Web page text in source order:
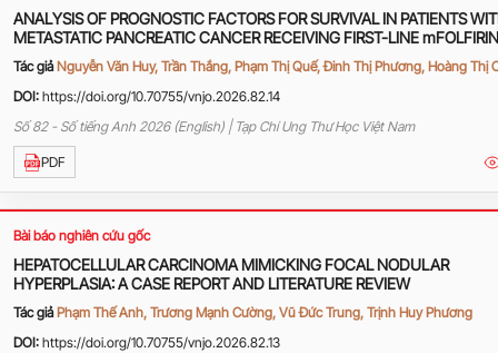
ANALYSIS OF PROGNOSTIC FACTORS FOR SURVIVAL IN PATIENTS
METASTATIC PANCREATIC CANCER RECEIVING FIRST-LINE
AT K HOSPITAL
Tác giả Nguyễn Văn Huy, Trần Thắng, Phạm Thị Quế, Đinh Thị Phương, Hoàng Thị
DOI: https://doi.org/10.70755/vnjo.2026.82.14
Số 82 - Số tiếng Anh 2026 (English) | Tạp Chí Ung Thư Học Việt Nam
PDF
Bài báo nghiên cứu gốc
HEPATOCELLULAR CARCINOMA MIMICKING FOCAL NODULAR
HYPERPLASIA: A CASE REPORT AND LITERATURE REVIEW
Tác giả Phạm Thế Anh, Trương Mạnh Cường, Vũ Đức Trung, Trịnh Huy Phương
DOI: https://doi.org/10.70755/vnjo.2026.82.13